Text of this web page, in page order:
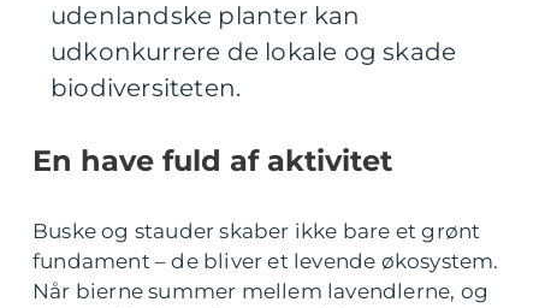
udenlandske planter kan
udkonkurrere de lokale og skade
biodiversiteten.
En have fuld af aktivitet
Buske og stauder skaber ikke bare et grønt
fundament – de bliver et levende økosystem.
Når bierne summer mellem lavendlerne, og